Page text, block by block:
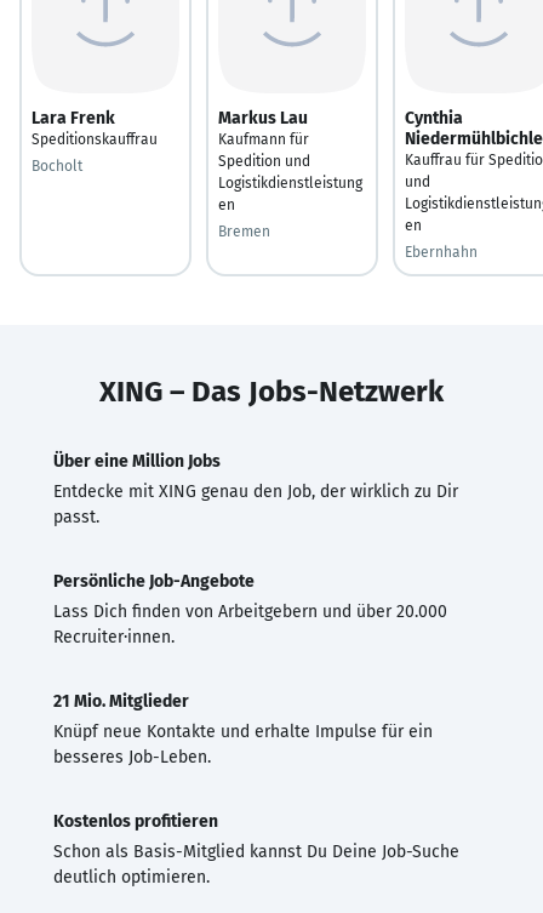
Lara Frenk
Speditionskauffrau
Bocholt
Markus Lau
Kaufmann für
Spedition und
Logistikdienstleistung
en
Bremen
Cynthia
Kauffrau für
und
en
Ebernhahn
XING – Das Jobs-Netzwerk
Über eine Million Jobs
Entdecke mit XING genau den Job, der wirklich zu Dir
passt.
Persönliche Job-Angebote
Lass Dich finden von Arbeitgebern und über 20.000
Recruiter·innen.
21 Mio. Mitglieder
Knüpf neue Kontakte und erhalte Impulse für ein
besseres Job-Leben.
Kostenlos profitieren
Schon als Basis-Mitglied kannst Du Deine Job-Suche
deutlich optimieren.